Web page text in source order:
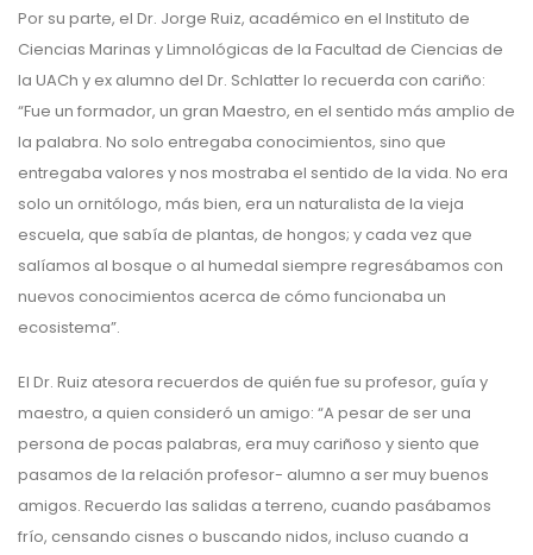
Por su parte, el Dr. Jorge Ruiz, académico en el Instituto de
Ciencias Marinas y Limnológicas de la Facultad de Ciencias de
la UACh y ex alumno del Dr. Schlatter lo recuerda con cariño:
“Fue un formador, un gran Maestro, en el sentido más amplio de
la palabra. No solo entregaba conocimientos, sino que
entregaba valores y nos mostraba el sentido de la vida. No era
solo un ornitólogo, más bien, era un naturalista de la vieja
escuela, que sabía de plantas, de hongos; y cada vez que
salíamos al bosque o al humedal siempre regresábamos con
nuevos conocimientos acerca de cómo funcionaba un
ecosistema”.
El Dr. Ruiz atesora recuerdos de quién fue su profesor, guía y
maestro, a quien consideró un amigo: “A pesar de ser una
persona de pocas palabras, era muy cariñoso y siento que
pasamos de la relación profesor- alumno a ser muy buenos
amigos. Recuerdo las salidas a terreno, cuando pasábamos
frío, censando cisnes o buscando nidos, incluso cuando a